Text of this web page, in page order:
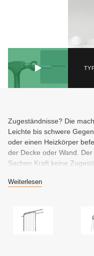
Zugeständnisse? Die
Leichte bis schwere
oder einen Heizkörper
der Decke oder Wand.
Sachen Kraft keine
Festschrauben an. Die
können die Schraube im
ausdrehen. Die Anti-
Weiterlesen